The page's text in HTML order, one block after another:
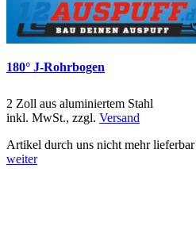
180° J-Rohrbogen
2 Zoll aus aluminiertem Stahl
inkl. MwSt., zzgl. Versand
Artikel durch uns nicht mehr lieferbar
weiter